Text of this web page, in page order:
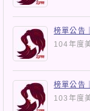
榜單公告
104年度
榜單公告
103年度